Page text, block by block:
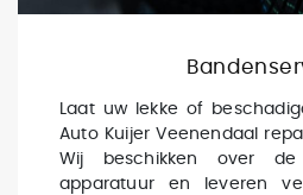
Laat uw lekke of
Auto Kuijer Veenendaal
Wij beschikken over
apparatuur en leveren